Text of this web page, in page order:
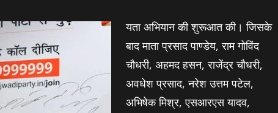
यता अभियान की शुरूआत की। जिसके
बाद माता प्रसाद पाण्डेय, राम गोविंद
चौधरी, अहमद हसन, राजेंद्र चौधरी,
अवधेश प्रसाद, नरेश उत्तम पटेल,
अभिषेक मिश्र, एसआरएस यादव,